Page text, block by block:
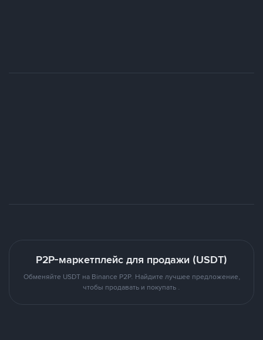
P2P-маркетплейс для продажи (USDT)
Обменяйте USDT на Binance P2P. Найдите лучшее предложение,
чтобы продавать и покупать .